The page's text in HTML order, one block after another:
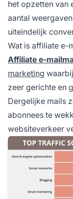
het opzetten van
aantal
uiteindelijk
Wat is affiliate e-
Affiliate e-
marketing
zeer gerichte en
Dergelijke mails
abonnees te
websiteverkeer